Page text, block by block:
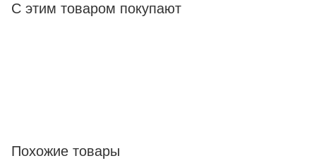
С этим товаром покупают
Похожие товары